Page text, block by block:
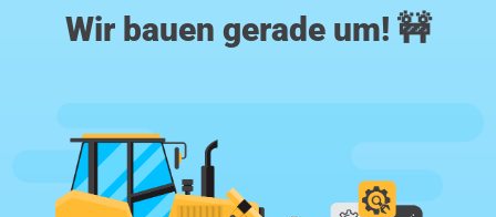
Wir bauen gerade um! 🚧